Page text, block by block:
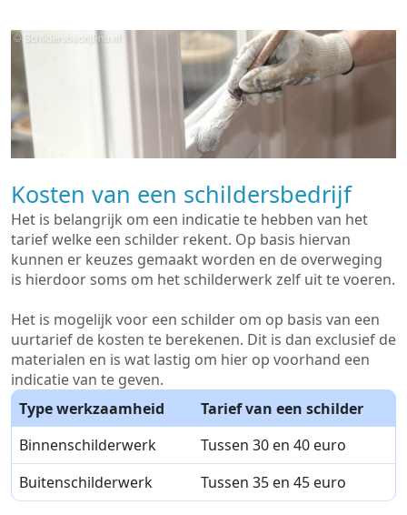
Kosten van een schildersbedrijf
Het is belangrijk om een indicatie te hebben van het
tarief welke een schilder rekent. Op basis hiervan
kunnen er keuzes gemaakt worden en de overweging
is hierdoor soms om het schilderwerk zelf uit te voeren.
Het is mogelijk voor een schilder om op basis van een
uurtarief de kosten te berekenen. Dit is dan exclusief de
materialen en is wat lastig om hier op voorhand een
indicatie van te geven.
Type werkzaamheid
Tarief van een schilder
Binnenschilderwerk
Tussen 30 en 40 euro
Buitenschilderwerk
Tussen 35 en 45 euro